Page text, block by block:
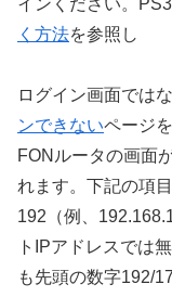
インください。
く方法を参照し
ログイン画面では
ンできないページ
FONルータの画面
れます。下記の項
192（例、
トIPアドレスでは
も先頭の数字192/